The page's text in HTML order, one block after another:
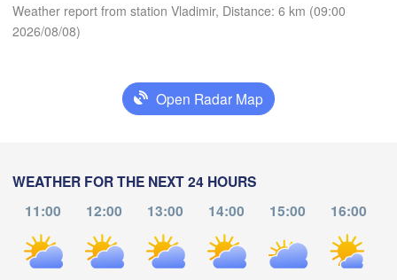
Weather report from station Vladimir, Distance: 6 km (09:00
2026/08/08)
Open Radar Map
WEATHER FOR THE NEXT 24 HOURS
11:00
12:00 13:00 14:00 15:00 16:00
Temperature
We
Aug 05
Th
Aug 06
Fr
Aug 07
Sa
Aug 08
Su
Aug 09 Aug 10 Aug 11
:00 05 :00 06 :00 07 :00 08 :00 09 :00 10
Харків
(Voronezh)
Липецк
(Lipetsk)
Старый Оскол
(Stary Oskol)
Тамбов
(Tambov)
(Kursk)
(Tula)